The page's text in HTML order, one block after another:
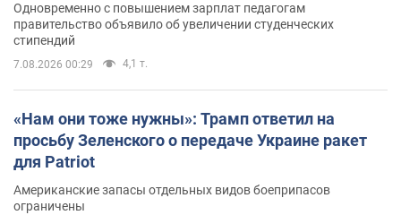
Одновременно с повышением зарплат педагогам
правительство объявило об увеличении студенческих
стипендий
7.08.2026 00:29 4,1 т.
«Нам они тоже нужны»: Трамп ответил на
просьбу Зеленского о передаче Украине ракет
для Patriot
Американские запасы отдельных видов боеприпасов
ограничены